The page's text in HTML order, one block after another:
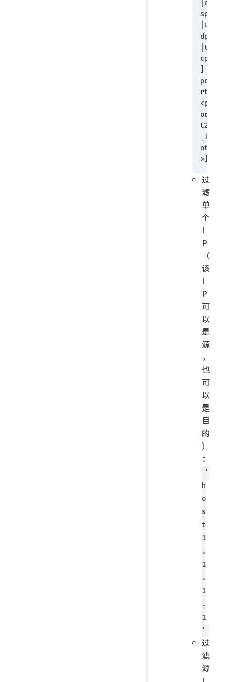
|e
sp
|u
dp
|t
cp
]
po
<p
or
t2
_i
nt
>]
过
滤
单
个
I
P
（
该
I
P
可
以
是
源
，
也
可
以
是
目
的
）
：
'
h
o
s
t
1
.
1
.
1
.
1
'
过
滤
源